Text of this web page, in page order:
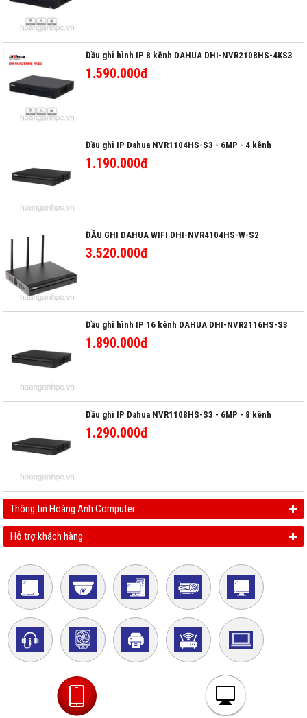
Đầu ghi hình IP 8 kênh DAHUA DHI-NVR2108HS-4KS3
1.590.000đ
Đầu ghi IP Dahua NVR1104HS-S3 - 6MP - 4 kênh
1.190.000đ
ĐẦU GHI DAHUA WIFI DHI-NVR4104HS-W-S2
3.520.000đ
Đầu ghi hình IP 16 kênh DAHUA DHI-NVR2116HS-S3
1.890.000đ
Đầu ghi IP Dahua NVR1108HS-S3 - 6MP - 8 kênh
1.290.000đ
Thông tin Hoàng Anh Computer
Hỗ trợ khách hàng